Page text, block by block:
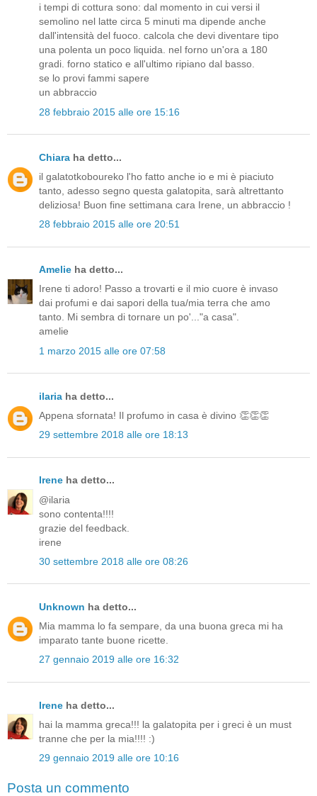
i tempi di cottura sono: dal momento in cui versi il
semolino nel latte circa 5 minuti ma dipende anche
dall'intensità del fuoco. calcola che devi diventare tipo
una polenta un poco liquida. nel forno un'ora a 180
gradi. forno statico e all'ultimo ripiano dal basso.
se lo provi fammi sapere
un abbraccio
28 febbraio 2015 alle ore 15:16
Chiara ha detto...
il galatotkoboureko l'ho fatto anche io e mi è piaciuto
tanto, adesso segno questa galatopita, sarà altrettanto
deliziosa! Buon fine settimana cara Irene, un abbraccio !
28 febbraio 2015 alle ore 20:51
Amelie ha detto...
Irene ti adoro! Passo a trovarti e il mio cuore è invaso
dai profumi e dai sapori della tua/mia terra che amo
tanto. Mi sembra di tornare un po'..."a casa".
amelie
1 marzo 2015 alle ore 07:58
ilaria ha detto...
Appena sfornata! Il profumo in casa è divino 👏👏👏
29 settembre 2018 alle ore 18:13
Irene ha detto...
@ilaria
sono contenta!!!!
grazie del feedback.
irene
30 settembre 2018 alle ore 08:26
Unknown ha detto...
Mia mamma lo fa sempare, da una buona greca mi ha
imparato tante buone ricette.
27 gennaio 2019 alle ore 16:32
Irene ha detto...
hai la mamma greca!!! la galatopita per i greci è un must
tranne che per la mia!!!! :)
29 gennaio 2019 alle ore 10:16
Posta un commento